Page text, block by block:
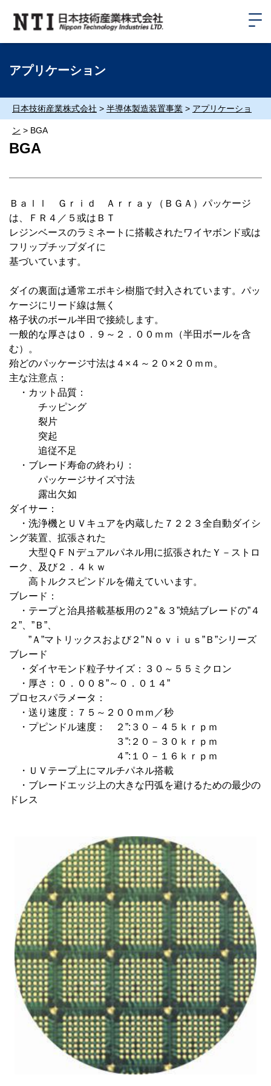
アプリケーション
日本技術産業株式会社 > 半導体製造装置事業 > アプリケーショ
ン > BGA
BGA
Ｂａｌｌ Ｇｒｉｄ Ａｒｒａｙ（ＢＧＡ）パッケージ
は、ＦＲ４／５或はＢＴ
レジンベースのラミネートに搭載されたワイヤボンド或は
フリップチップダイに
基づいています。
ダイの裏面は通常エポキシ樹脂で封入されています。パッ
ケージにリード線は無く
格子状のボール半田で接続します。
一般的な厚さは０．９～２．００ｍｍ（半田ボールを含
む）。
殆どのパッケージ寸法は４×４～２０×２０ｍｍ。
主な注意点：
・カット品質：
チッピング
裂片
突起
追従不足
・ブレード寿命の終わり：
パッケージサイズ寸法
露出欠如
ダイサー：
・洗浄機とＵＶキュアを内蔵した７２２３全自動ダイシ
ング装置、拡張された
大型ＱＦＮデュアルパネル用に拡張されたＹ－ストロ
ーク、及び２．４ｋｗ
高トルクスピンドルを備えていいます。
ブレード：
・テープと治具搭載基板用の２”＆３”焼結ブレードの”４
２”、”Ｂ”、
”Ａ”マトリックスおよび２”Ｎｏｖｉｕｓ”Ｂ”シリーズ
ブレード
・ダイヤモンド粒子サイズ：３０～５５ミクロン
・厚さ：０．００８”～０．０１４”
プロセスパラメータ：
・送り速度：７５～２００ｍｍ／秒
・プピンドル速度： ２”:３０－４５ｋｒｐｍ
３”:２０－３０ｋｒｐｍ
４”:１０－１６ｋｒｐｍ
・ＵＶテープ上にマルチパネル搭載
・ブレードエッジ上の大きな円弧を避けるための最少の
ドレス